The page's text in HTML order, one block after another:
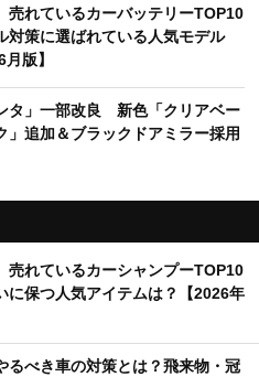
売れているカーバッテリーTOP10
対策に選ばれている人気モデル
版】
タ」一部改良 新色「クリアベー
」追加＆ブラックドアミラー採用
売れているカーシャンプーTOP10
に保つ人気アイテムは？【2026年
るべき車の対策とは？飛来物・冠